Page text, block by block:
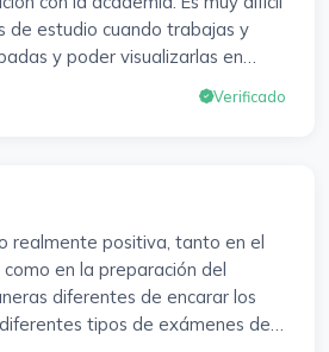
de estudio cuando trabajas y
y poder visualizarlas en
las veces que sea necesario, se
que el trabajo de estudio
atentos y dispuestos para
Incluso se ofrecieron a
de preguntas del
Gracias Vanesa y Pablo.
Verificado
realmente positiva, tanto en el
en la preparación del
diferentes de encarar los
tipos de exámenes de